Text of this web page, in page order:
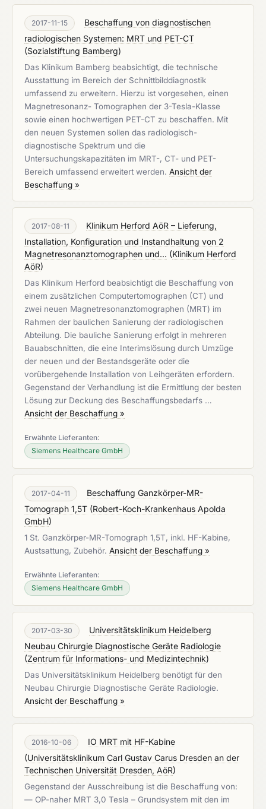
2017-11-15
Beschaffung von diagnostischen
radiologischen Systemen: MRT und PET-CT
(Sozialstiftung Bamberg)
Das Klinikum Bamberg beabsichtigt, die technische
Ausstattung im Bereich der Schnittbilddiagnostik
umfassend zu erweitern. Hierzu ist vorgesehen, einen
Magnetresonanz- Tomographen der 3-Tesla-Klasse
sowie einen hochwertigen PET-CT zu beschaffen. Mit
den neuen Systemen sollen das radiologisch-
diagnostische Spektrum und die
Untersuchungskapazitäten im MRT-, CT- und PET-
Bereich umfassend erweitert werden. Ansicht der
Beschaffung »
2017-08-11
Klinikum Herford AöR – Lieferung,
Installation, Konfiguration und Instandhaltung von 2
Magnetresonanztomographen und... (Klinikum Herford
AöR)
Das Klinikum Herford beabsichtigt die Beschaffung von
einem zusätzlichen Computertomographen (CT) und
zwei neuen Magnetresonanztomographen (MRT) im
Rahmen der baulichen Sanierung der radiologischen
Abteilung. Die bauliche Sanierung erfolgt in mehreren
Bauabschnitten, die eine Interimslösung durch Umzüge
der neuen und der Bestandsgeräte oder die
vorübergehende Installation von Leihgeräten erfordern.
Gegenstand der Verhandlung ist die Ermittlung der besten
Lösung zur Deckung des Beschaffungsbedarfs …
Ansicht der Beschaffung »
Erwähnte Lieferanten:
Siemens Healthcare GmbH
2017-04-11
Beschaffung Ganzkörper-MR-
Tomograph 1,5T (Robert-Koch-Krankenhaus Apolda
GmbH)
1 St. Ganzkörper-MR-Tomograph 1,5T, inkl. HF-Kabine,
Austsattung, Zubehör. Ansicht der Beschaffung »
Erwähnte Lieferanten:
Siemens Healthcare GmbH
2017-03-30
Universitätsklinikum Heidelberg
Neubau Chirurgie Diagnostische Geräte Radiologie
(Zentrum für Informations- und Medizintechnik)
Das Universitätsklinikum Heidelberg benötigt für den
Neubau Chirurgie Diagnostische Geräte Radiologie.
Ansicht der Beschaffung »
2016-10-06
IO MRT mit HF-Kabine
(Universitätsklinikum Carl Gustav Carus Dresden an der
Technischen Universität Dresden, AöR)
Gegenstand der Ausschreibung ist die Beschaffung von:
— OP-naher MRT 3,0 Tesla – Grundsystem mit den im